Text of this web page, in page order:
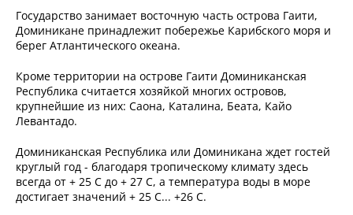
Государство занимает восточную часть острова Гаити,
Доминикане принадлежит побережье Карибского моря и
берег Атлантического океана.
Кроме территории на острове Гаити Доминиканская
Республика считается хозяйкой многих островов,
крупнейшие из них: Саона, Каталина, Беата, Кайо
Левантадо.
Доминиканская Республика или Доминикана ждет гостей
круглый год - благодаря тропическому климату здесь
всегда от + 25 С до + 27 С, а температура воды в море
достигает значений + 25 С... +26 С.